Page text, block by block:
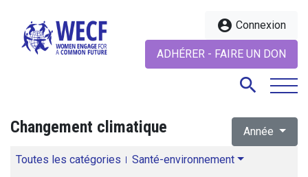
account_circle Connexion
ADHÉRER - FAIRE UN DON
search
Changement climatique Année
Toutes les catégories Santé-environnement